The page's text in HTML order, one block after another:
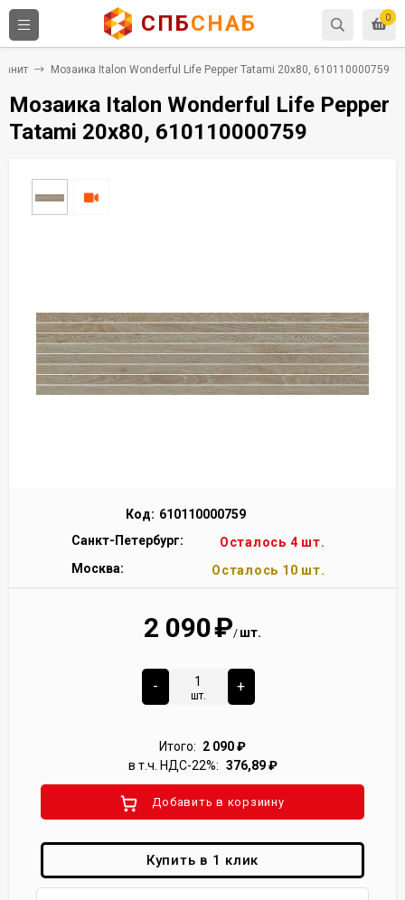
0
СПБСНАБ
Мозаика Italon Wonderful Life Pepper Tatami 20x80, 610110000759
Мозаика Italon Wonderful Life Pepper
Tatami 20x80, 610110000759
Код: 610110000759
Санкт-Петербург:
Осталось 4 шт.
Москва:
Осталось 10 шт.
2 090₽/ шт.
-
шт.
+
Итого: 2 090₽
в т.ч. НДС-22%: 376,89₽
Добавить в корзиину
Купить в 1 клик